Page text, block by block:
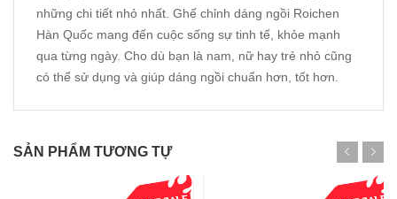
những chi tiết nhỏ nhất. Ghế chỉnh dáng ngồi Roichen
Hàn Quốc mang đến cuộc sống sự tinh tế, khỏe mạnh
qua từng ngày. Cho dù bạn là nam, nữ hay trẻ nhỏ cũng
có thể sử dụng và giúp dáng ngồi chuẩn hơn, tốt hơn.
SẢN PHẨM TƯƠNG TỰ